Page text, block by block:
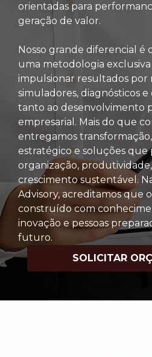
orientadas para
geração de valor.
Nosso grande diferencial é
uma metodologia
impulsionar resultados por
simuladores, diagnósticos e
tanto ao desenvolvimento
empresarial. Mais do que
entregamos
estratégico e soluções que
organização,
crescimento sustentável.
Advisory, acreditamos que
construído com
inovação e pessoas
futuro.
SOLICITAR